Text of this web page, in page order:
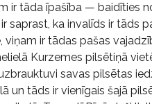
ir tāda īpašība — baidīties
saprast, ka invalīds ir tāds
viņam ir tādas pašas
Kurzemes pilsētiņā
savas pilsētas
un tāds ir vienīgais šajā